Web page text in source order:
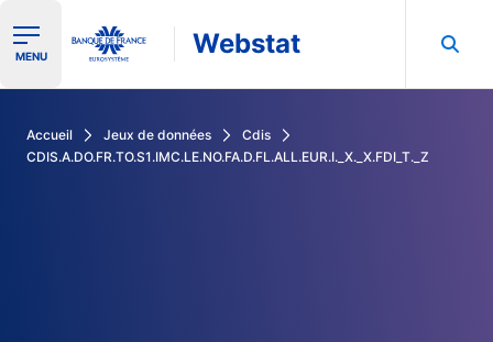
Ouvrir le menu de navigation
MENU Webstat
Accueil Jeux de données
Cdis
CDIS.A.DO.FR.TO.S1.IMC.LE.NO.FA.D.FL.ALL.EUR.I._X._X.FDI_T._Z